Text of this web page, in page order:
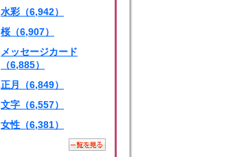
水彩（6,942）
桜（6,907）
メッセージカード
（6,885）
正月（6,849）
文字（6,557）
女性（6,381）